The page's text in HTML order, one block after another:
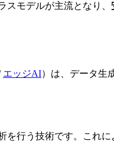
スモデルが主流となり、
エッジAI） は、データ生
を行う技術です。これ